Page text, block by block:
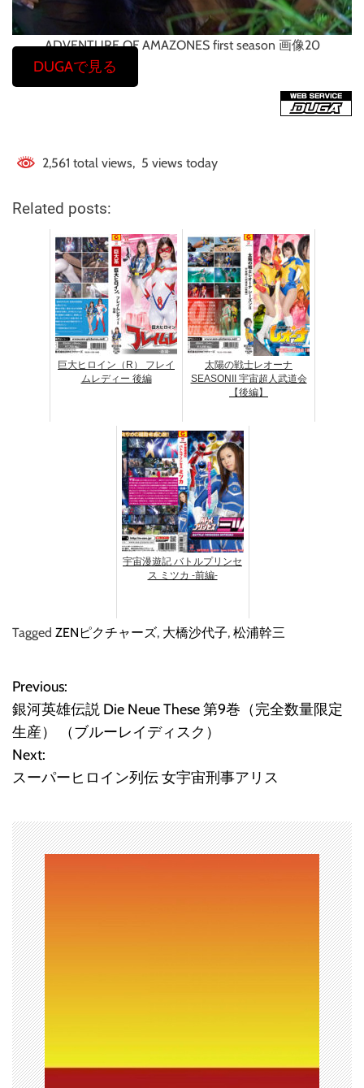
ADVENTURE OF AMAZONES first season 画像20
DUGAで見る
2,561 total views, 5 views today
Related posts:
巨大ヒロイン（R） フレイ
ムレディー 後編
太陽の戦士レオーナ
SEASONII 宇宙超人武道会
【後編】
宇宙漫遊記 バトルプリンセ
ス ミツカ -前編-
Tagged ZENピクチャーズ, 大橋沙代子, 松浦幹三
投
稿
ナ
ゲ
ー
シ
ョ
ン
Previous:
銀河英雄伝説 Die Neue These 第9巻（完全数量限定
生産） （ブルーレイディスク）
Next:
スーパーヒロイン列伝 女宇宙刑事アリス